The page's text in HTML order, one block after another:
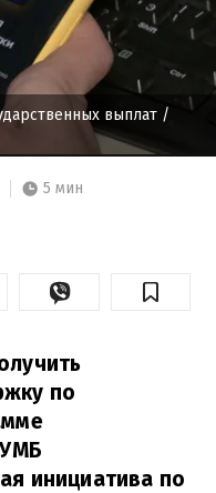
выплат /
5 мин
по
инициатива по